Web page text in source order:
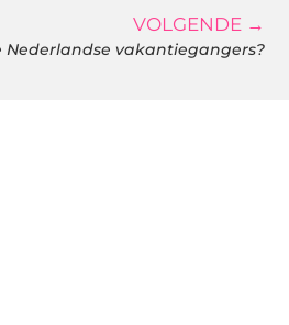
VOLGENDE →
Nederlandse vakantiegangers?